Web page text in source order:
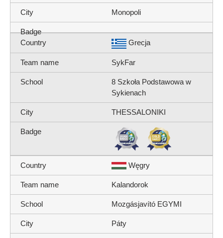
Monopoli
Grecja
SykFar
8 Szkoła Podstawowa w
Sykienach
THESSALONIKI
Węgry
Kalandorok
Mozgásjavító EGYMI
Páty